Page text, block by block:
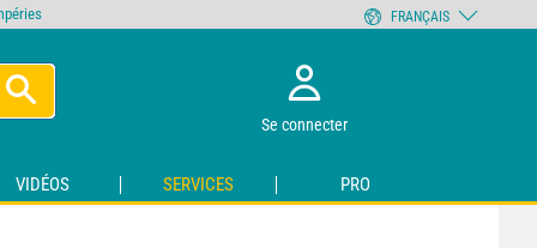
Se connecter
VIDÉOS SERVICES PRO
FRANÇAIS